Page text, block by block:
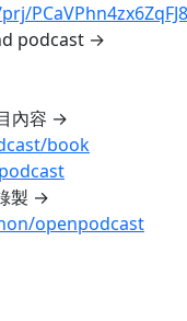
podcast →
內容 →
book
製 →
openpodcast